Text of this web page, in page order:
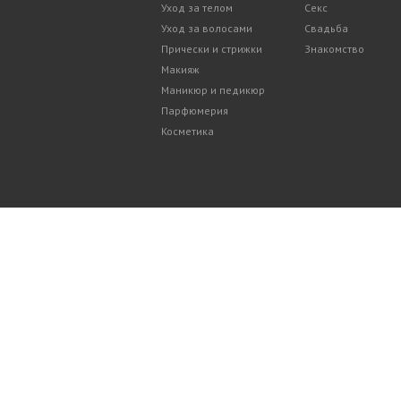
Уход за телом
Уход за волосами
Прически и стрижки
Макияж
Маникюр и педикюр
Парфюмерия
Косметика
Секс
Свадьба
Знакомство